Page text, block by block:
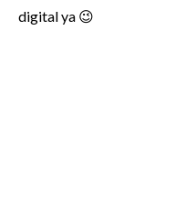
digital ya 😉